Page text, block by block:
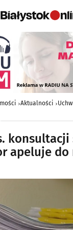
Aktualności
konsultacji
apeluje do